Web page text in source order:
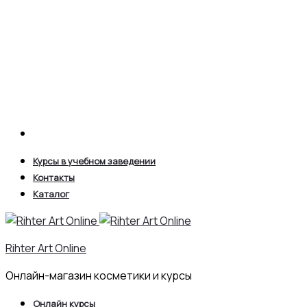
Курсы в учебном заведении
Контакты
Каталог
Rihter Art Online
Онлайн-магазин косметики и курсы
Онлайн курсы